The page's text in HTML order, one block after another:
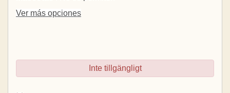
Ver más opciones
Inte tillgängligt